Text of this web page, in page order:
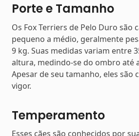
Porte e Tamanho
Os Fox Terriers de Pelo Duro são
pequeno a médio, geralmente
9 kg. Suas medidas variam entre
altura, medindo-se do ombro até
Apesar de seu tamanho, eles são
vigor.
Temperamento
Esses cães são conhecidos por